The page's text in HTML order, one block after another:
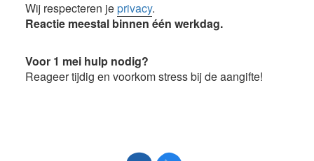
Wij respecteren jeprivacy.
Reactie meestal binnen één werkdag.
Voor 1 mei hulp nodig?
Reageer tijdig en voorkom stress bij de aangifte!